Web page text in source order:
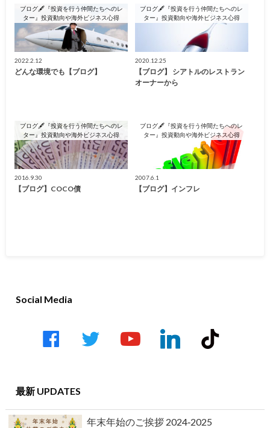
ブログ🖋『投資を行う仲間たちへのレ
ター』投資動向や海外ビジネス心得
2022.2.12
どんな環境でも【ブログ】
ブログ🖋『投資を行う仲間たちへのレ
ター』投資動向や海外ビジネス心得
2020.12.25
【ブログ】 シアトルのレストラン
オーナーから
ブログ🖋『投資を行う仲間たちへのレ
ター』投資動向や海外ビジネス心得
2016.9.30
【ブログ】COCO債
ブログ🖋『投資を行う仲間たちへのレ
ター』投資動向や海外ビジネス心得
2007.6.1
【ブログ】インフレ
Social Media
facebook twitter
youtube-
play
linkedin tiktok
最新 UPDATES
年末年始のご挨拶 2024‐2025